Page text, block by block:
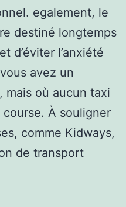
egalement, le
destiné longtemps
d’éviter l’anxiété
avez un
où aucun taxi
course. À souligner
comme Kidways,
de transport